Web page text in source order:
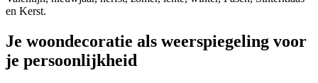
en Kerst.
Je woondecoratie als weerspiegeling voor
je persoonlijkheid